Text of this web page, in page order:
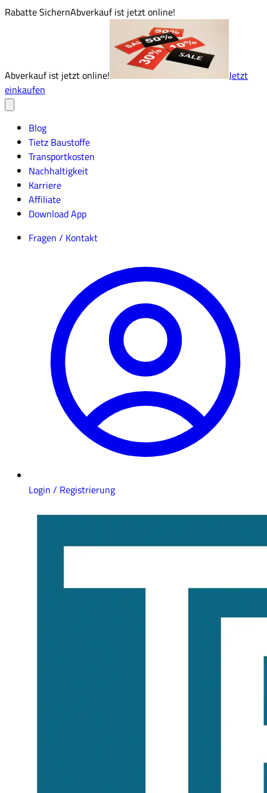
Rabatte SichernAbverkauf ist jetzt online!
Abverkauf ist jetzt online!
Jetzt
einkaufen
Blog
Tietz Baustoffe
Transportkosten
Nachhaltigkeit
Karriere
Affiliate
Download App
Fragen / Kontakt
Login / Registrierung